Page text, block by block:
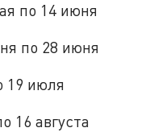
по 14 июня
по 28 июня
19 июля
16 августа